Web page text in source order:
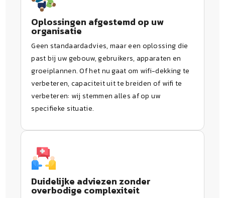
Oplossingen afgestemd op uw
organisatie
Geen standaardadvies, maar een oplossing die
past bij uw gebouw, gebruikers, apparaten en
groeiplannen. Of het nu gaat om wifi-dekking te
verbeteren, capaciteit uit te breiden of wifi te
verbeteren: wij stemmen alles af op uw
specifieke situatie.
Duidelijke adviezen zonder
overbodige complexiteit